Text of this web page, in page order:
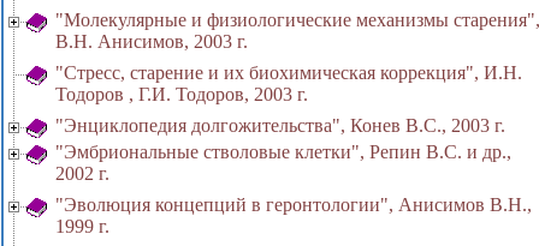
"Молекулярные и физиологические механизмы старения",
В.Н. Анисимов, 2003 г.
"Стресс, старение и их биохимическая коррекция", И.Н.
Тодоров , Г.И. Тодоров, 2003 г.
"Энциклопедия долгожительства", Конев В.С., 2003 г.
"Эмбриональные стволовые клетки", Репин В.С. и др.,
2002 г.
"Эволюция концепций в геронтологии", Анисимов В.Н.,
1999 г.